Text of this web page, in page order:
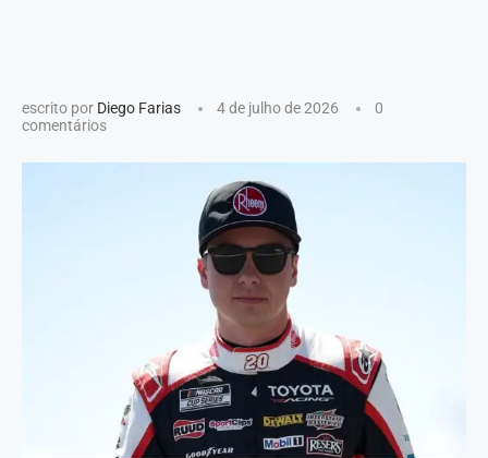
escrito por Diego Farias 4 de julho de 2026
0
comentários